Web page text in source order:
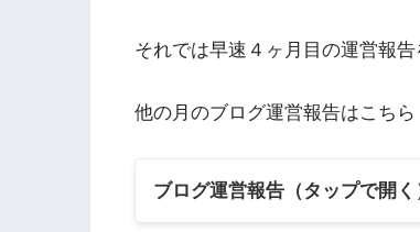
それでは早速４ヶ月目の運営報告
他の月のブログ運営報告はこちら
ブログ運営報告（タップで開く